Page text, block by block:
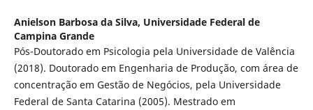
Anielson Barbosa da Silva, Universidade Federal de
Campina Grande
Pós-Doutorado em Psicologia pela Universidade de Valência
(2018). Doutorado em Engenharia de Produção, com área de
concentração em Gestão de Negócios, pela Universidade
Federal de Santa Catarina (2005). Mestrado em